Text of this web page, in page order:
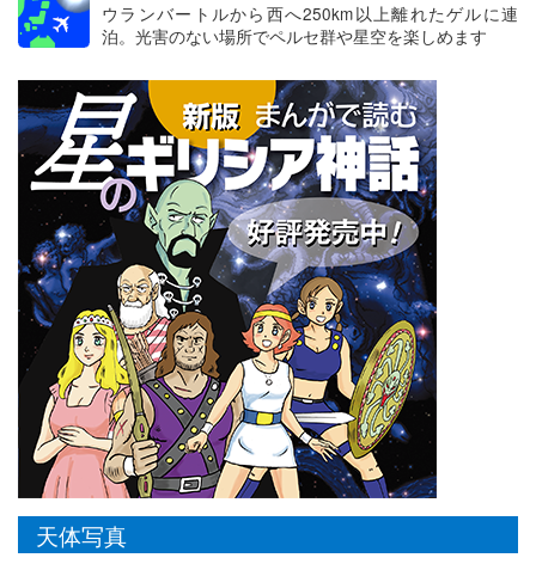
ウランバートルから西へ250km以上離れたゲルに連
泊。光害のない場所でペルセ群や星空を楽しめます
天体写真